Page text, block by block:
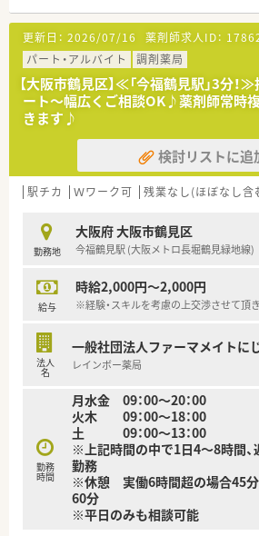
【店舗情報と応需状況について】
■大阪メトロ長堀鶴見緑地線の横堤駅
科クリニックに隣接した門前薬局とし
す。
■皮膚科の処方箋をメインに月間約
特定の科目を集中的に学びたい薬剤師
す。
■外来業務に加えて施設在宅にも取り組
持つ高齢者への薬学的管理を通じて地
【想定される業務内容】
し、疾患特有の薬学的管理やスキンケ
します。
■施設在宅業務にも携わっていただき、
きます。
■スギHDグループのノウハウを活かし
【職場環境と雰囲気】
ンならではの「個人の生活背景を尊重
います。
■育休復帰率が90％以上と高く、ママ
ているため、お子様の急な発熱時など
です。
■玉突きのような無理な異動はほとん
くりと患者様との信頼関係を築ける、
す。
更新日： 2026/07/16 薬剤師求人ID：
パート・アルバイト
調剤薬局
【大阪市鶴見区】≪「今福鶴見駅」3分！
ート～幅広くご相談OK♪薬剤師常時
きます♪
検討リストに追
駅チカ Ｗワーク可 残業なし(ほぼなし含
勤務地
大阪府 大阪市鶴見区
今福鶴見駅 (大阪メトロ長堀鶴見緑地線)
給与
時給2,000円～2,000円
※経験・スキルを考慮の上交渉させて頂き
法人
名
一般社団法人ファーマメイトに
レインボー薬局
勤務
時間
月水金 09：00～20：00
火木 09：00～18：00
土 09：00～13：00
※上記時間の中で1日4～8時間
勤務
※休憩 実働6時間超の場合45分
60分
※平日のみも相談可能